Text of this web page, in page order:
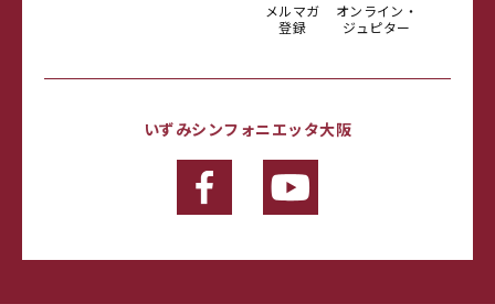
メルマガ
登録
オンライン・
ジュピター
いずみシンフォニエッタ大阪